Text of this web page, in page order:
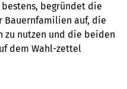
begründet die
Bauernfamilien auf, die
zu nutzen und die beiden
dem Wahl-zettel